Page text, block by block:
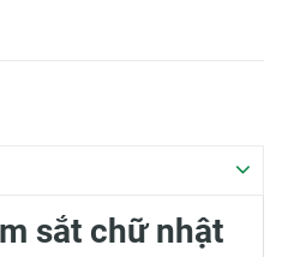
sắt chữ nhật